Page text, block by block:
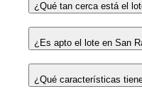
¿Qué tan cerca está el
¿Es apto el lote en San
¿Qué características